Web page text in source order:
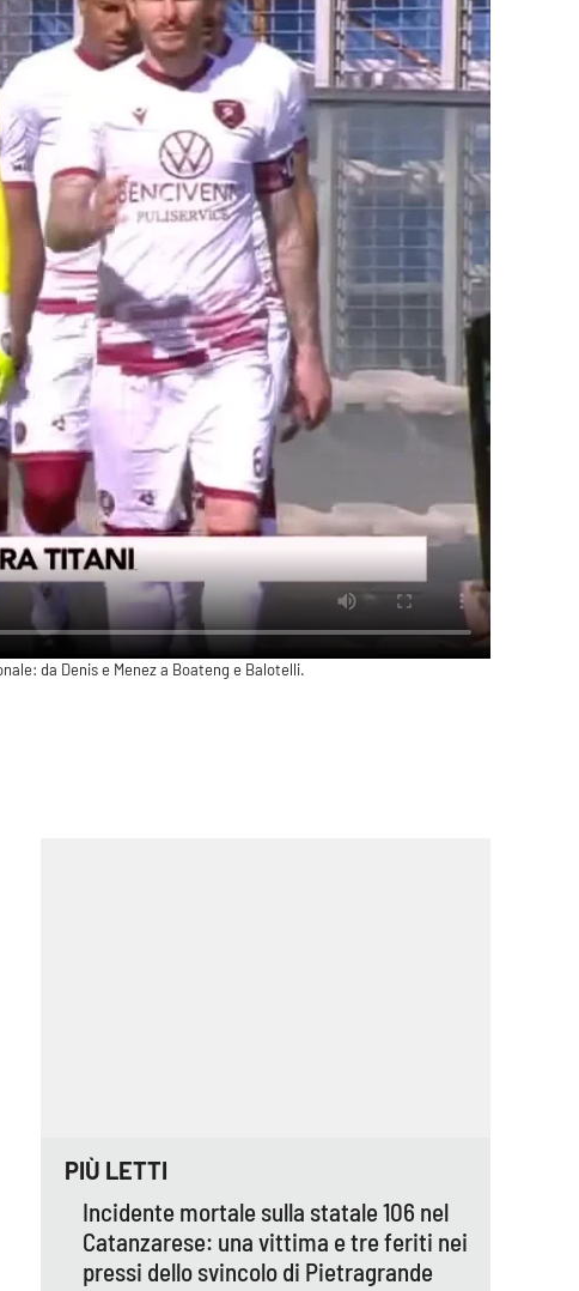
da Denis e Menez a Boateng e Balotelli.
PIÙ LETTI
Incidente mortale sulla statale 106 nel
Catanzarese: una vittima e tre feriti nei
pressi dello svincolo di Pietragrande